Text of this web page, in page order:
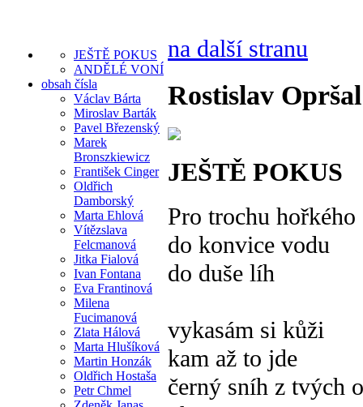
JEŠTĚ POKUS
ANDĚLÉ VONÍ
obsah čísla
Václav Bárta
Miroslav Barták
Pavel Březenský
Marek
Bronszkiewicz
František Cinger
Oldřich
Damborský
Marta Ehlová
Vítězslava
Felcmanová
Jitka Fialová
Ivan Fontana
Eva Frantinová
Milena
Fucimanová
Zlata Hálová
Marta Hlušíková
Martin Honzák
Oldřich Hostaša
Petr Chmel
na další stranu
Rostislav Opršal
JEŠTĚ POKUS
Pro trochu hořkého
do konvice vodu
do duše líh
vykasám si kůži
kam až to jde
černý sníh z tvých